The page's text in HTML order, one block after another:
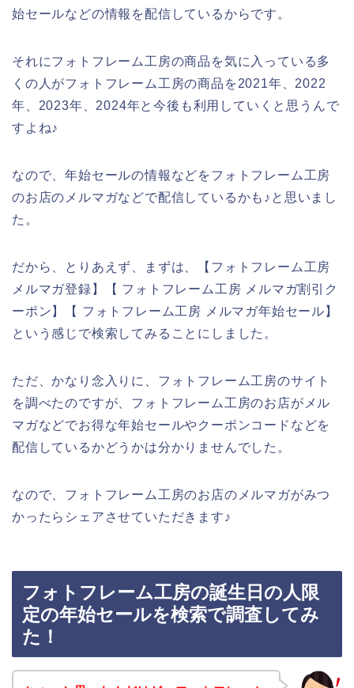
始セールなどの情報を配信しているからです。
それにフォトフレーム工房の商品を気に入っている多
くの人がフォトフレーム工房の商品を2021年、2022
年、2023年、2024年と今後も利用していくと思うんで
すよね♪
なので、年始セールの情報などをフォトフレーム工房
のお店のメルマガなどで配信しているかも♪と思いまし
た。
だから、とりあえず、まずは、【フォトフレーム工房
メルマガ登録】【 フォトフレーム工房 メルマガ割引ク
ーポン】【 フォトフレーム工房 メルマガ年始セール】
という感じで検索してみることにしました。
ただ、かなり念入りに、フォトフレーム工房のサイト
を調べたのですが、フォトフレーム工房のお店がメル
マガなどでお得な年始セールやクーポンコードなどを
配信しているかどうかは分かりませんでした。
なので、フォトフレーム工房のお店のメルマガがみつ
かったらシェアさせていただきます♪
フォトフレーム工房の誕生日の人限
定の年始セールを検索で調査してみ
た！